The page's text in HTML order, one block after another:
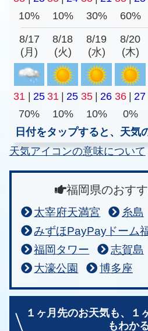
10%
10% 30% 60%
8/17
(月)
8/18
(火)
8/19
(水)
8/20
(木)
31 25 31 25 35 26 36 27
70%
10% 10% 0%
日付をタップすると、天気
天気アイコンの意味について
福岡県のおす
太宰府天満宮 糸島
みずほPayPayドーム
福岡タワー
志賀島
大濠公園
博多座
１ヶ月先のお天気も、
１
もわか